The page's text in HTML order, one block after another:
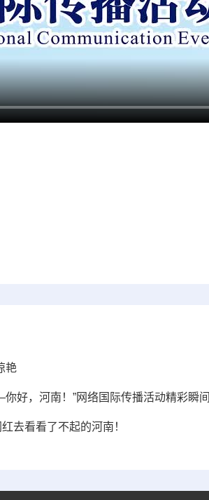
艳
好，河南！”网络国际传播活动精彩瞬间
去看看了不起的河南！